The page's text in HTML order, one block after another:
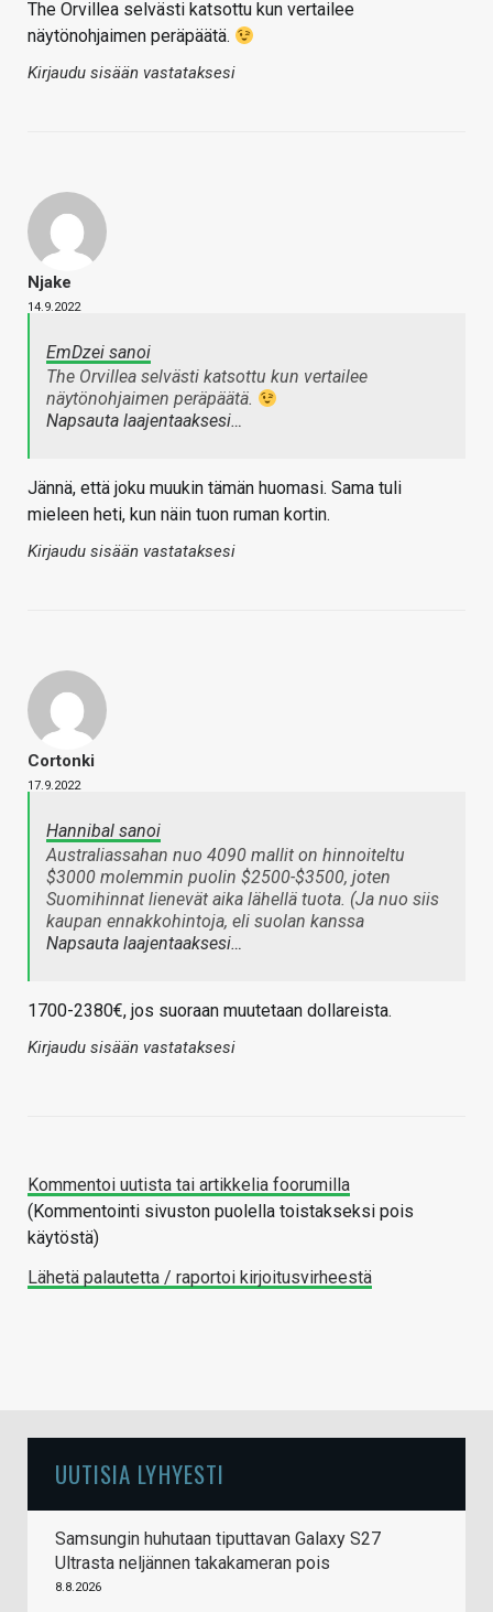
The Orvillea selvästi katsottu kun vertailee
näytönohjaimen peräpäätä.
Kirjaudu sisään vastataksesi
Njake
14.9.2022
EmDzei sanoi
The Orvillea selvästi katsottu kun vertailee
näytönohjaimen peräpäätä.
Napsauta laajentaaksesi…
Jännä, että joku muukin tämän huomasi. Sama tuli
mieleen heti, kun näin tuon ruman kortin.
Kirjaudu sisään vastataksesi
Cortonki
17.9.2022
Hannibal sanoi
Australiassahan nuo 4090 mallit on hinnoiteltu
$3000 molemmin puolin $2500-$3500, joten
Suomihinnat lienevät aika lähellä tuota. (Ja nuo siis
kaupan ennakkohintoja, eli suolan kanssa
Napsauta laajentaaksesi…
1700-2380€, jos suoraan muutetaan dollareista.
Kirjaudu sisään vastataksesi
Kommentoi uutista tai artikkelia foorumilla
(Kommentointi sivuston puolella toistakseksi pois
käytöstä)
Lähetä palautetta / raportoi kirjoitusvirheestä
UUTISIA LYHYESTI
Samsungin huhutaan tiputtavan Galaxy S27
Ultrasta neljännen takakameran pois
8.8.2026